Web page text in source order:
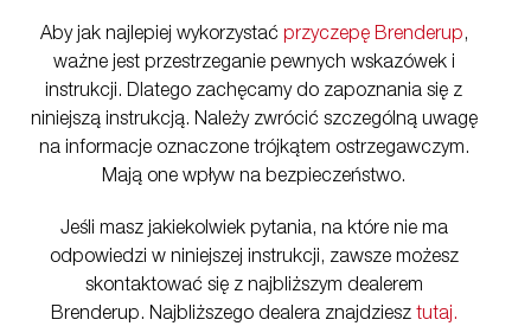
Aby jak najlepiej wykorzystać przyczepę Brenderup,
ważne jest przestrzeganie pewnych wskazówek i
instrukcji. Dlatego zachęcamy do zapoznania się z
niniejszą instrukcją. Należy zwrócić szczególną uwagę
na informacje oznaczone trójkątem ostrzegawczym.
Mają one wpływ na bezpieczeństwo.
Jeśli masz jakiekolwiek pytania, na które nie ma
odpowiedzi w niniejszej instrukcji, zawsze możesz
skontaktować się z najbliższym dealerem
Brenderup. Najbliższego dealera znajdziesz tutaj.